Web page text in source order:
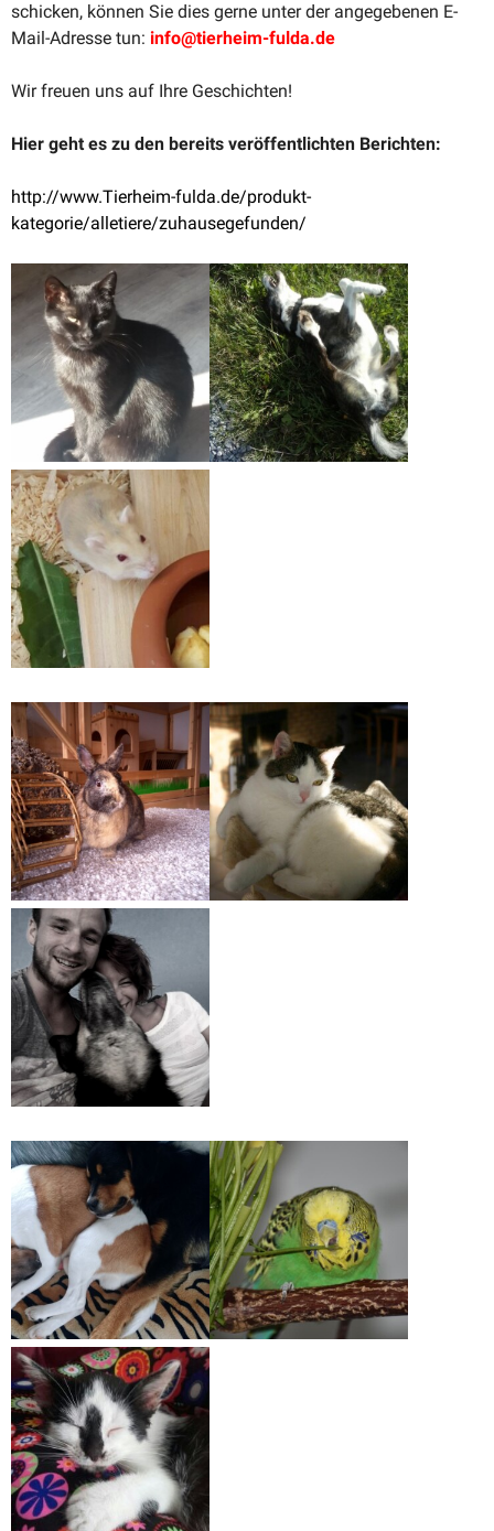
schicken, können Sie dies gerne unter der angege­benen E-
Mail-Adresse tun: info@tierheim-fulda.de
Wir freuen uns auf Ihre Geschichten!
Hier geht es zu den bereits veröf­fent­lichten Berichten:
http://www.Tierheim-fulda.de/produkt-
kategorie/alletiere/zuhausegefunden/